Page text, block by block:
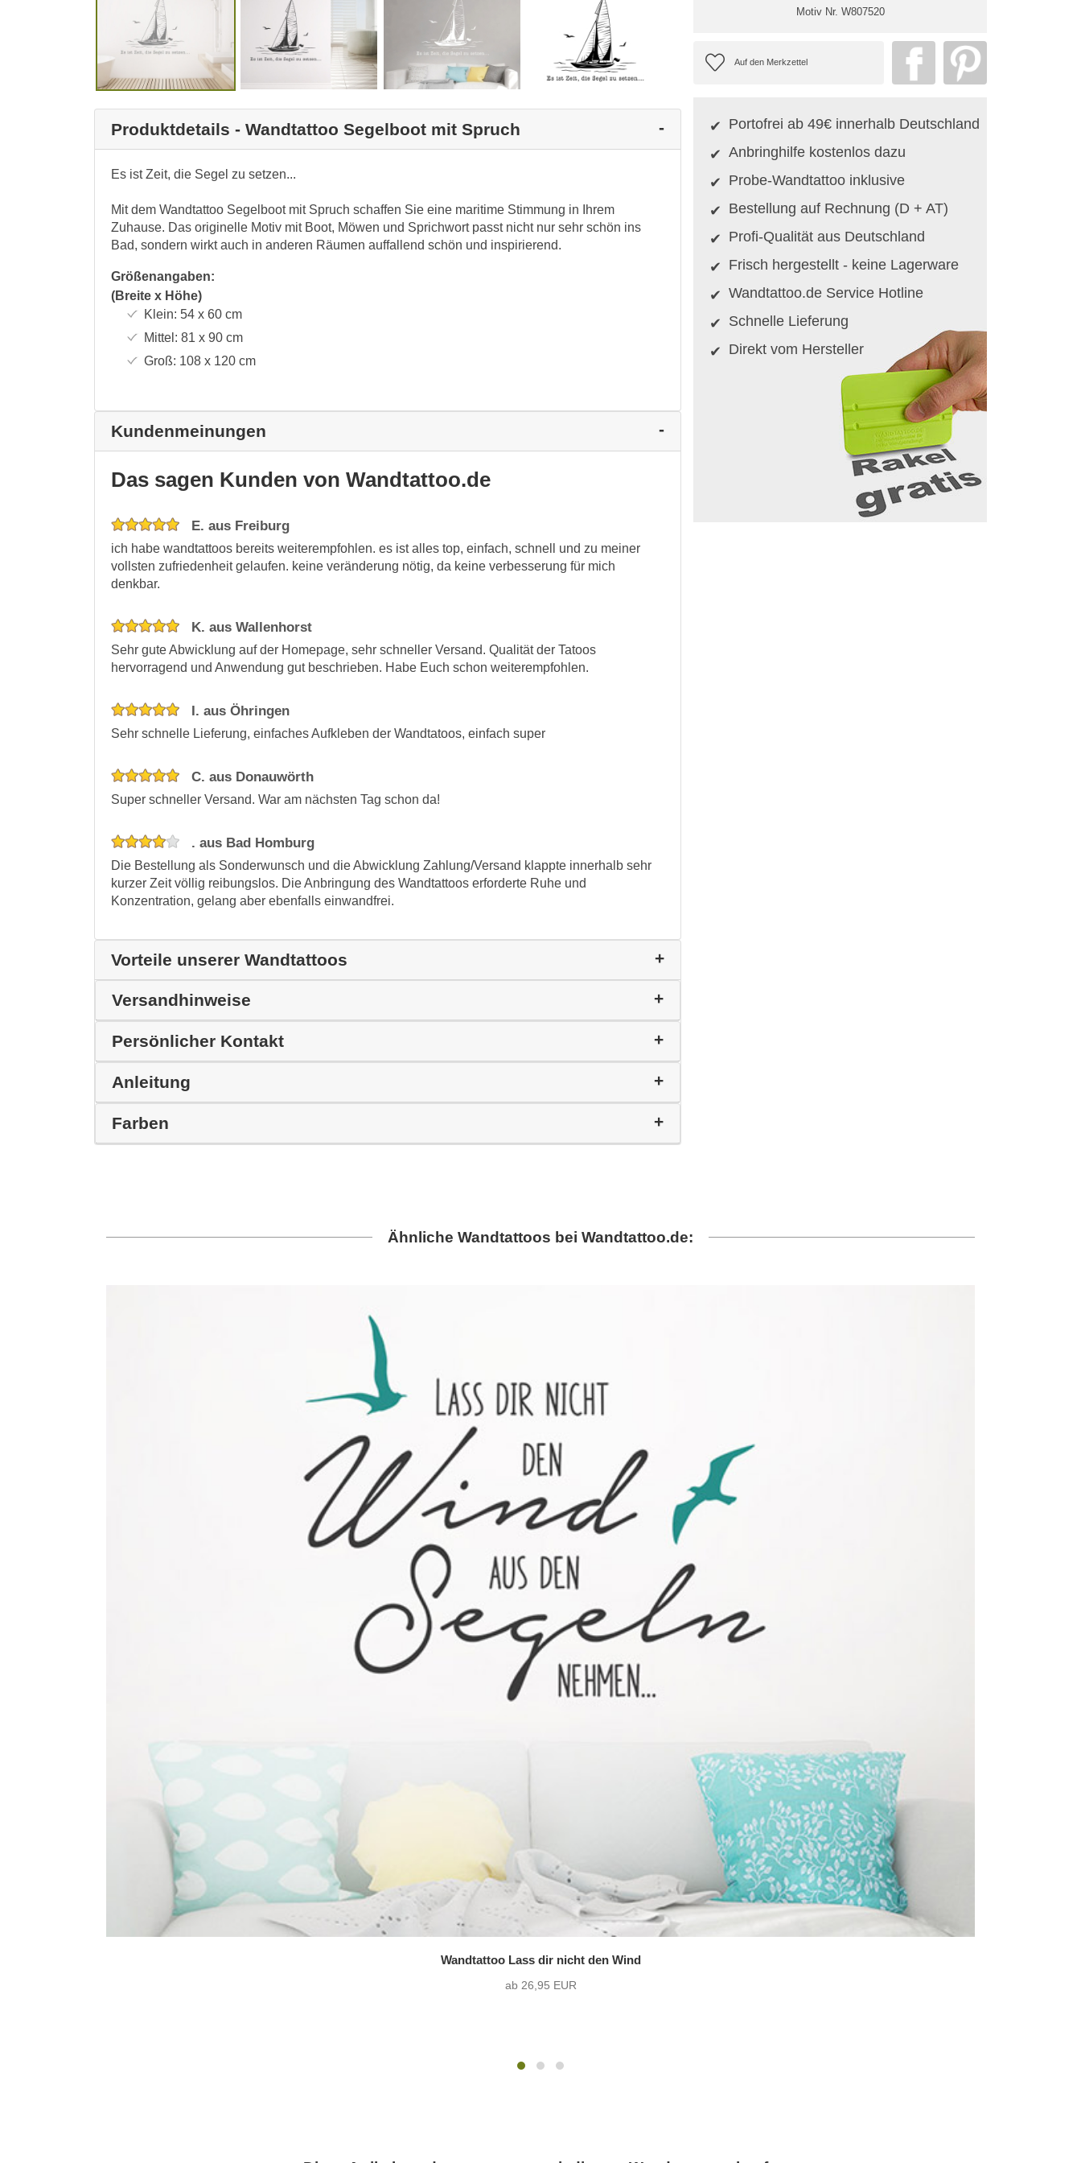
Produktdetails - Wandtattoo Segelboot mit Spruch
Es ist Zeit, die Segel zu setzen...
Mit dem Wandtattoo Segelboot mit Spruch schaffen Sie eine maritime Stimmung in Ihrem
Zuhause. Das originelle Motiv mit Boot, Möwen und Sprichwort passt nicht nur sehr schön ins
Bad, sondern wirkt auch in anderen Räumen auffallend schön und inspirierend.
Größenangaben:
(Breite x Höhe)
Klein: 54 x 60cm
Mittel: 81 x 90cm
Groß: 108 x 120cm
Kundenmeinungen
Das sagen Kunden von Wandtattoo.de
E. aus Freiburg
ich habe wandtattoos bereits weiterempfohlen. es ist alles top, einfach, schnell und zu meiner
vollsten zufriedenheit gelaufen. keine veränderung nötig, da keine verbesserung für mich
denkbar.
K. aus Wallenhorst
Sehr gute Abwicklung auf der Homepage, sehr schneller Versand. Qualität der Tatoos
hervorragend und Anwendung gut beschrieben. Habe Euch schon weiterempfohlen.
I. aus Öhringen
Sehr schnelle Lieferung, einfaches Aufkleben der Wandtatoos, einfach super
C. aus Donauwörth
Super schneller Versand. War am nächsten Tag schon da!
. aus Bad Homburg
Die Bestellung als Sonderwunsch und die Abwicklung Zahlung/Versand klappte innerhalb sehr
kurzer Zeit völlig reibungslos. Die Anbringung des Wandtattoos erforderte Ruhe und
Konzentration, gelang aber ebenfalls einwandfrei.
Vorteile unserer Wandtattoos
Versandhinweise
Persönlicher Kontakt
Anleitung
Farben
Motiv Nr. W807520
Portofrei ab 49€ innerhalb Deutschland
Anbringhilfe kostenlos dazu
Probe-Wandtattoo inklusive
Bestellung auf Rechnung (D + AT)
Profi-Qualität aus Deutschland
Frisch hergestellt - keine Lagerware
Wandtattoo.de Service Hotline
Schnelle Lieferung
Direkt vom Hersteller
Ähnliche Wandtattoos bei Wandtattoo.de:
Wandtattoo Lass dir nicht den Wind
ab 26,95 EUR